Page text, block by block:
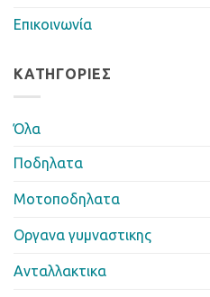
Επικοινωνία
ΚΑΤΗΓΟΡΊΕΣ
Όλα
Ποδηλατα
Μοτοποδηλατα
Οργανα γυμναστικης
Ανταλλακτικα